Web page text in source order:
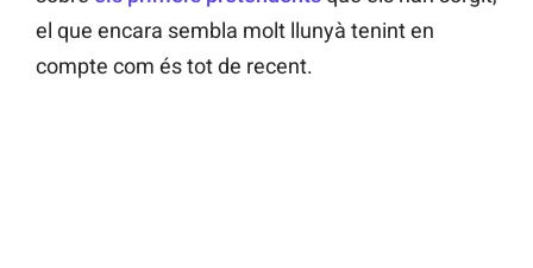
el que encara sembla molt llunyà tenint en
compte com és tot de recent.